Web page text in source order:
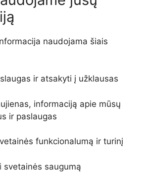
naudojama šiais
ir atsakyti į užklausas
informaciją apie mūsų
ir paslaugas
funkcionalumą ir turinį
svetainės saugumą